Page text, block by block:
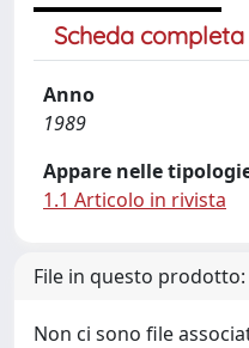
Scheda completa
Anno
1989
Appare nelle
1.1 Articolo in rivista
File in questo prodotto:
Non ci sono file